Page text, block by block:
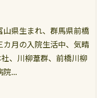
山県生まれ、群馬県前橋
月の入院生活中、気晴
、川柳葦群、前橋川柳
院...